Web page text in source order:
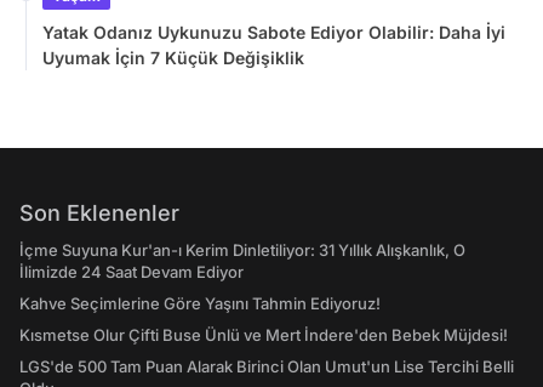
Yatak Odanız Uykunuzu Sabote Ediyor Olabilir: Daha İyi
Uyumak İçin 7 Küçük Değişiklik
Son Eklenenler
İçme Suyuna Kur'an-ı Kerim Dinletiliyor: 31 Yıllık Alışkanlık, O
İlimizde 24 Saat Devam Ediyor
Kahve Seçimlerine Göre Yaşını Tahmin Ediyoruz!
Kısmetse Olur Çifti Buse Ünlü ve Mert İndere'den Bebek Müjdesi!
LGS'de 500 Tam Puan Alarak Birinci Olan Umut'un Lise Tercihi Belli